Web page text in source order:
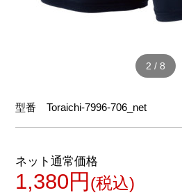
2 / 8
型番Toraichi-7996-706_net
ネット通常価格
1,380円 (税込)